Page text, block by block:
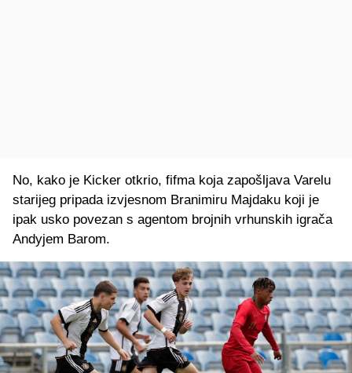
No, kako je Kicker otkrio, fifma koja zapošljava Varelu
starijeg pripada izvjesnom Branimiru Majdaku koji je
ipak usko povezan s agentom brojnih vrhunskih igrača
Andyjem Barom.